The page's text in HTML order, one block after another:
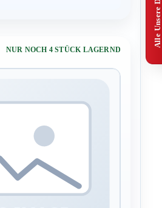
NUR NOCH 4 STÜCK LAGERND